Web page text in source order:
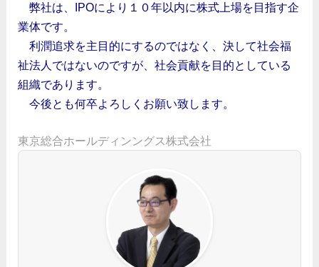
弊社は、IPOにより１０年以内に株式上場を目指す企
業体です。
利潤追求を主目的にするのではなく、決して社会福
祉法人ではないのですが、社会貢献を目的としている
組織であります。
今後とも何卒よろしくお願い致します。
東京総合ホールディンングス株式会社